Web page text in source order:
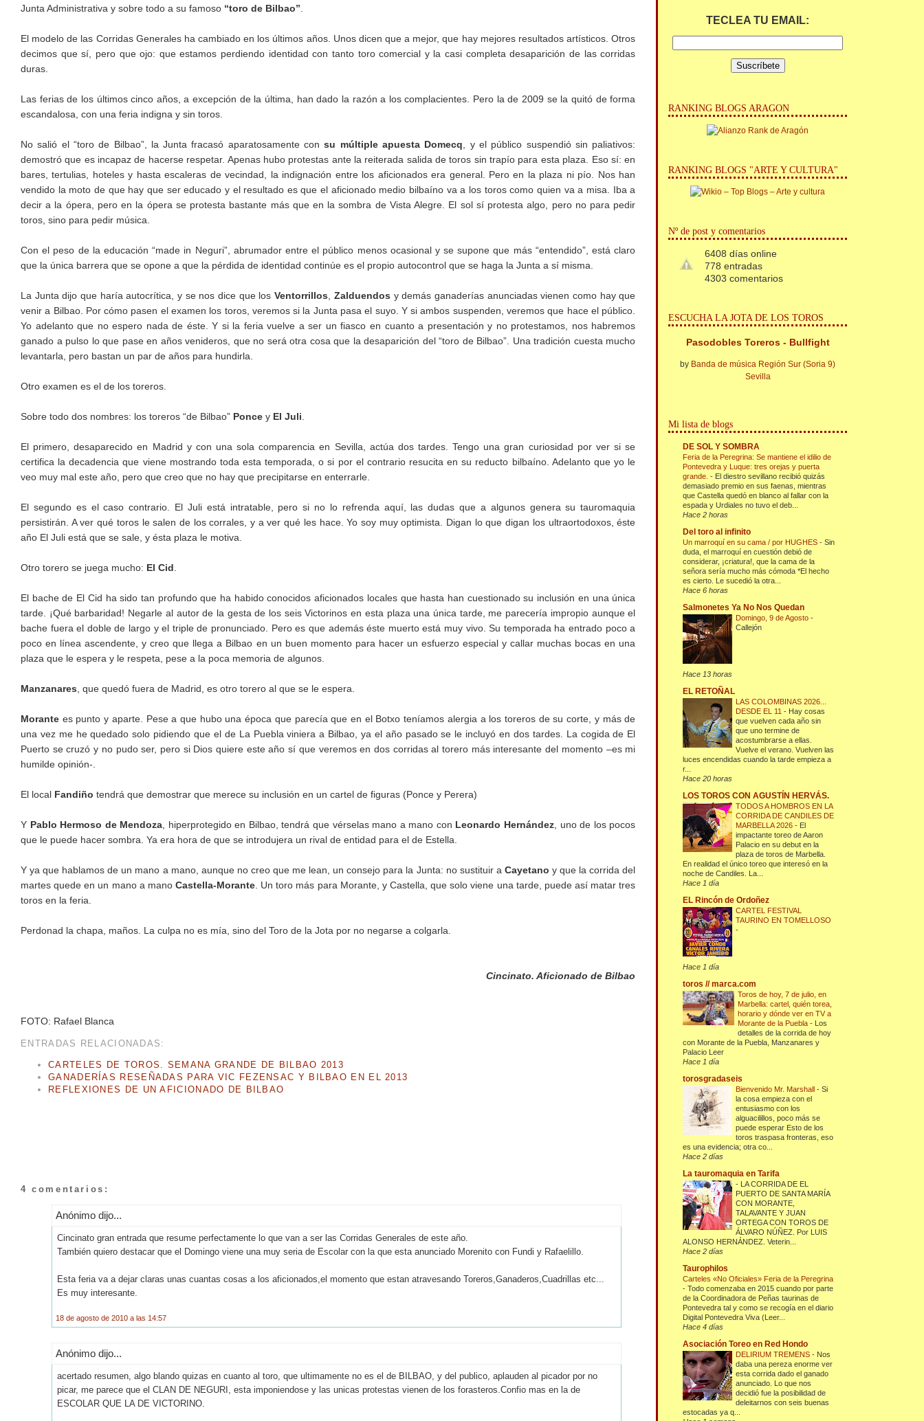
Junta Administrativa y sobre todo a su famoso “toro de Bilbao”
El modelo de las Corridas Generales ha cambiado en los últimos años. Unos dicen que a mejor, que hay mejores resultados artísticos. Otros
decimos que sí, pero que ojo: que estamos perdiendo identidad con tanto toro comercial y la casi completa desaparición de las corridas
duras.
Las ferias de los últimos cinco años, a excepción de la última, han dado la razón a los complacientes. Pero la de 2009 se la quitó de forma
escandalosa, con una feria indigna y sin toros.
No salió el “toro de Bilbao”, la Junta fracasó aparatosamente consu múltiple apuesta Domecq , y el público suspendió sin paliativos:
demostró que es incapaz de hacerse respetar. Apenas hubo protestas ante la reiterada salida de toros sin trapío para esta plaza. Eso sí: en
bares, tertulias, hoteles y hasta escaleras de vecindad, la indignación entre los aficionados era general. Pero en la plaza ni pío. Nos han
vendido la moto de que hay que ser educado y el resultado es que el aficionado medio bilbaíno va a los toros como quien va a misa. Iba a
decir a la ópera, pero en la ópera se protesta bastante más que en la sombra de Vista Alegre. El sol sí protesta algo, pero no para pedir
toros, sino para pedir música.
Con el peso de la educación “made in Neguri”, abrumador entre el público menos ocasional y se supone que más “entendido”, está claro
que la única barrera que se opone a que la pérdida de identidad continúe es el propio autocontrol que se haga la Junta a sí misma.
La Junta dijo que haría autocrítica, y se nos dice que losVentorrillos Zalduendos y demás ganaderías anunciadas vienen como hay que
venir a Bilbao. Por cómo pasen el examen los toros, veremos si la Junta pasa el suyo. Y si ambos suspenden, veremos que hace el público.
Yo adelanto que no espero nada de éste. Y si la feria vuelve a ser un fiasco en cuanto a presentación y no protestamos, nos habremos
ganado a pulso lo que pase en años venideros, que no será otra cosa que la desaparición del “toro de Bilbao”. Una tradición cuesta mucho
levantarla, pero bastan un par de años para hundirla.
Otro examen es el de los toreros.
Sobre todo dos nombres: los toreros “de Bilbao” Ponce y El Juli
El primero, desaparecido en Madrid y con una sola comparencia en Sevilla, actúa dos tardes. Tengo una gran curiosidad por ver si se
certifica la decadencia que viene mostrando toda esta temporada, o si por el contrario resucita en su reducto bilbaíno. Adelanto que yo le
veo muy mal este año, pero que creo que no hay que precipitarse en enterrarle.
El segundo es el caso contrario. El Juli está intratable, pero si no lo refrenda aquí, las dudas que a algunos genera su tauromaquia
persistirán. A ver qué toros le salen de los corrales, y a ver qué les hace. Yo soy muy optimista. Digan lo que digan los ultraortodoxos, éste
año El Juli está que se sale, y ésta plaza le motiva.
Otro torero se juega mucho: El Cid
El bache de El Cid ha sido tan profundo que ha habido conocidos aficionados locales que hasta han cuestionado su inclusión en una única
tarde. ¡Qué barbaridad! Negarle al autor de la gesta de los seis Victorinos en esta plaza una única tarde, me parecería impropio aunque el
bache fuera el doble de largo y el triple de pronunciado. Pero es que además éste muerto está muy vivo. Su temporada ha entrado poco a
poco en línea ascendente, y creo que llega a Bilbao en un buen momento para hacer un esfuerzo especial y callar muchas bocas en una
plaza que le espera y le respeta, pese a la poca memoria de algunos.
Manzanares , que quedó fuera de Madrid, es otro torero al que se le espera.
Morante es punto y aparte. Pese a que hubo una época que parecía que en el Botxo teníamos alergia a los toreros de su corte, y más de
una vez me he quedado solo pidiendo que el de La Puebla viniera a Bilbao, ya el año pasado se le incluyó en dos tardes. La cogida de El
Puerto se cruzó y no pudo ser, pero si Dios quiere este año sí que veremos en dos corridas al torero más interesante del momento –es mi
humilde opinión-.
El local Fandiño tendrá que demostrar que merece su inclusión en un cartel de figuras (Ponce y Perera)
Y Pablo Hermoso de Mendoza , hiperprotegido en Bilbao, tendrá que vérselas mano a mano con Leonardo Hernández , uno de los pocos
que le puede hacer sombra. Ya era hora de que se introdujera un rival de entidad para el de Estella.
Y ya que hablamos de un mano a mano, aunque no creo que me lean, un consejo para la Junta: no sustituir a Cayetano y que la corrida del
martes quede en un mano a mano Castella-Morante. Un toro más para Morante, y Castella, que solo viene una tarde, puede así matar tres
toros en la feria.
Perdonad la chapa, maños. La culpa no es mía, sino del Toro de la Jota por no negarse a colgarla.
Cincinato. Aficionado de Bilbao
FOTO: Rafael Blanca
ENTRADAS RELACIONADAS:
CARTELES DE TOROS. SEMANA GRANDE DE BILBAO 2013
GANADERÍAS RESEÑADAS PARA VIC FEZENSAC Y BILBAO EN EL 2013
REFLEXIONES DE UN AFICIONADO DE BILBAO
4 comentarios:
Anónimo dijo...
Cincinato gran entrada que resume perfectamente lo que van a ser las Corridas Generales de este año.
También quiero destacar que el Domingo viene una muy seria de Escolar con la que esta anunciado Morenito con Fundi y Rafaelillo.
Esta feria va a dejar claras unas cuantas cosas a los aficionados,el momento que estan atravesando Toreros,Ganaderos,Cuadrillas etc...
Es muy interesante.
18 de agosto de 2010 a las 14:57
Anónimo dijo...
acertado resumen, algo blando quizas en cuanto al toro, que ultimamente no es el de BILBAO, y del publico, aplauden al picador por no
picar, me parece que el CLAN DE NEGURI, esta imponiendose y las unicas protestas vienen de los forasteros.Confio mas en la de
ESCOLAR QUE LA DE VICTORINO.
TECLEA TU EMAIL:
RANKING BLOGS ARAGON
RANKING BLOGS "ARTE Y CULTURA"
Nº de post y comentarios
6408 días online
778 entradas
4303 comentarios
ESCUCHA LA JOTA DE LOS TOROS
Pasodobles Toreros - Bullfight
by Banda de música Región Sur (Soria 9)
Sevilla
Mi lista de blogs
DE SOL Y SOMBRA
Feria de la Peregrina: Se mantiene el idilio de
Pontevedra y Luque: tres orejas y puerta
grande.- El diestro sevillano recibió quizás
demasiado premio en sus faenas, mientras
que Castella quedó en blanco al fallar con la
espada y Urdiales no tuvo el deb...
Hace 2 horas
Del toro al infinito
Un marroquí en su cama / por HUGHES-Sin
duda, el marroquí en cuestión debió de
considerar, ¡criatura!, que la cama de la
señora sería mucho más cómoda *El hecho
es cierto. Le sucedió la otra...
Hace 6 horas
Salmonetes Ya No Nos Quedan
Domingo, 9 de Agosto-
Callejón
Hace 13 horas
EL RETOÑAL
LAS COLOMBINAS 2026...
DESDE EL 11- Hay cosas
que vuelven cada año sin
que uno termine de
acostumbrarse a ellas.
Vuelve el verano. Vuelven las
luces encendidas cuando la tarde empieza a
r...
Hace 20 horas
LOS TOROS CON AGUSTÍN HERVÁS.
TODOS A HOMBROS EN LA
CORRIDA DE CANDILES DE
MARBELLA 2026- El
impactante toreo de Aaron
Palacio en su debut en la
plaza de toros de Marbella.
En realidad el único toreo que interesó en la
noche de Candiles. La...
Hace 1 día
EL Rincón de Ordoñez
CARTEL FESTIVAL
TAURINO EN TOMELLOSO
-
Hace 1 día
toros // marca.com
Toros de hoy, 7 de julio, en
Marbella: cartel, quién torea,
horario y dónde ver en TV a
Morante de la Puebla- Los
detalles de la corrida de hoy
con Morante de la Puebla, Manzanares y
Palacio Leer
Hace 1 día
torosgradaseis
Bienvenido Mr. Marshall-Si
la cosa empieza con el
entusiasmo con los
alguacilillos, poco más se
puede esperar Esto de los
toros traspasa fronteras, eso
es una evidencia; otra co...
Hace 2 días
La tauromaquia en Tarifa
- LA CORRIDA DE EL
PUERTO DE SANTA MARÍA
CON MORANTE,
TALAVANTE Y JUAN
ORTEGA CON TOROS DE
ÁLVARO NÚÑEZ. Por LUIS
ALONSO HERNÁNDEZ. Veterin...
Hace 2 días
Taurophilos
Carteles «No Oficiales» Feria de la Peregrina
-Todo comenzaba en 2015 cuando por parte
de la Coordinadora de Peñas taurinas de
Pontevedra tal y como se recogía en el diario
Digital Pontevedra Viva (Leer...
Hace 4 días
Asociación Toreo en Red Hondo
DELIRIUM TREMENS- Nos
daba una pereza enorme ver
esta corrida dado el ganado
anunciado. Lo que nos
decidió fue la posibilidad de
deleitarnos con seis buenas
estocadas ya q...